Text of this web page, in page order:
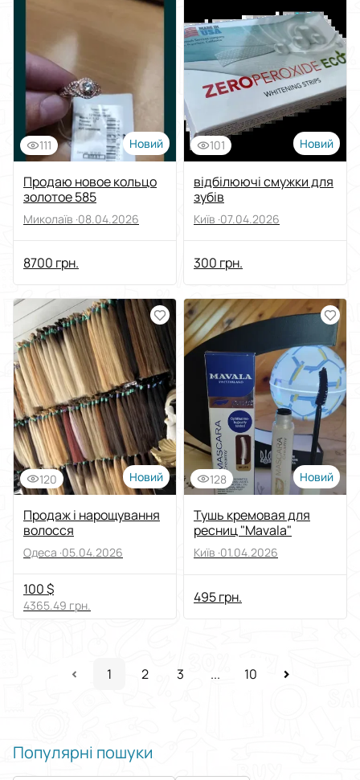
111 Новий
Продаю новое кольцо
золотое 585
Миколаїв ·08.04.2026
8700 грн.
101 Новий
відбілюючі смужки для
зубів
Київ ·07.04.2026
300 грн.
120 Новий
Продаж і нарощування
волосся
Одеса ·05.04.2026
100 $
4365.49 грн.
128 Новий
Тушь кремовая для
ресниц "Mavala"
Київ ·01.04.2026
495 грн.
1 2 3 ... 10
Популярні пошуки